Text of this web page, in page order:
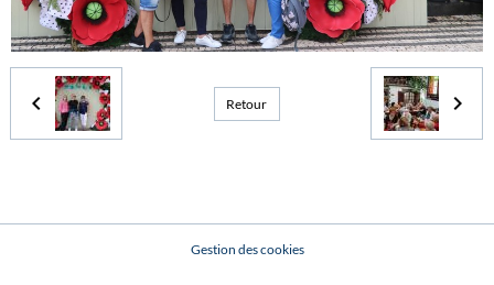
Retour
Gestion des cookies